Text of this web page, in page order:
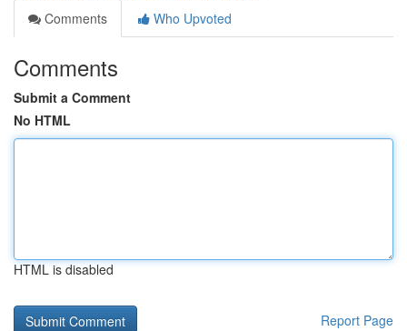
Comments
Who Upvoted
Comments
Submit a Comment
No HTML
HTML is disabled
Report Page